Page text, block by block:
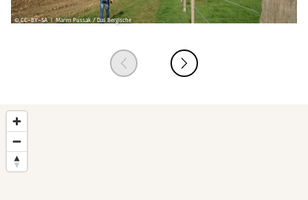
© CC-BY-SA | Maren Pussak / Das Bergische